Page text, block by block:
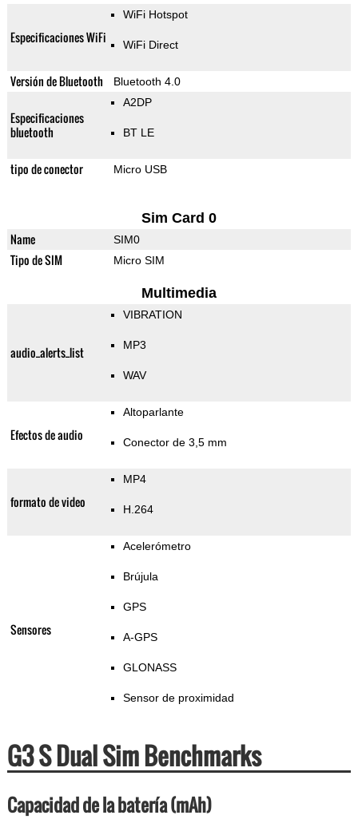
Especificaciones WiFi
WiFi Hotspot
WiFi Direct
Versión de Bluetooth Bluetooth 4.0
Especificaciones
bluetooth
A2DP
BT LE
tipo de conector Micro USB
Sim Card 0
Name SIM0
Tipo de SIM Micro SIM
Multimedia
audio_alerts_list
VIBRATION
MP3
WAV
Efectos de audio
Altoparlante
Conector de 3,5 mm
formato de video
MP4
H.264
Sensores
Acelerómetro
Brújula
GPS
A-GPS
GLONASS
Sensor de proximidad
G3 S Dual Sim Benchmarks
Capacidad de la batería (mAh)